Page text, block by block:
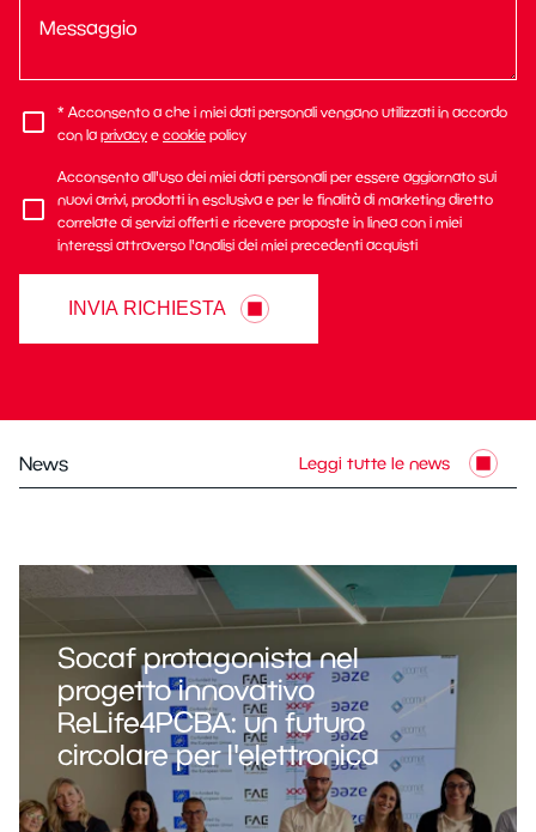
* Acconsento a che i miei dati personali vengano utilizzati in accordo
con la privacy e cookie policy
Acconsento all'uso dei miei dati personali per essere aggiornato sui
nuovi arrivi, prodotti in esclusiva e per le finalità di marketing diretto
correlate ai servizi offerti e ricevere proposte in linea con i miei
interessi attraverso l'analisi dei miei precedenti acquisti
INVIA RICHIESTA
News Leggi tutte le news
Socaf protagonista nel
progetto innovativo
ReLife4PCBA: un futuro
circolare per l'elettronica